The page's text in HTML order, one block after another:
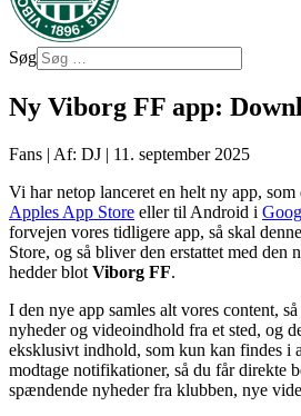
Søg
Ny Viborg FF app:
Fans | Af: DJ | 11. september 2025
Vi har netop lanceret en helt ny app,
Apples App Store eller til Android i
forvejen vores tidligere app, så skal
Store, og så bliver den erstattet med den
hedder blot Viborg FF.
I den nye app samles alt vores content,
nyheder og videoindhold fra et sted, og
eksklusivt indhold, som kun kan findes i
modtage notifikationer, så du får direkte
spændende nyheder fra klubben, nye